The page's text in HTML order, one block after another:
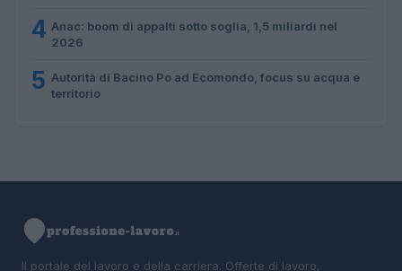
4 Anac: boom di appalti sotto soglia, 1,5 miliardi nel
2026
5 Autorità di Bacino Po ad Ecomondo, focus su acqua e
territorio
Il portale del lavoro e della carriera. Offerte di lavoro,